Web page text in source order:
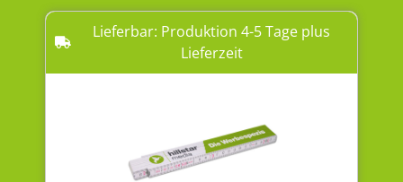
Lieferbar: Produktion 4-5 Tage plus
Lieferzeit